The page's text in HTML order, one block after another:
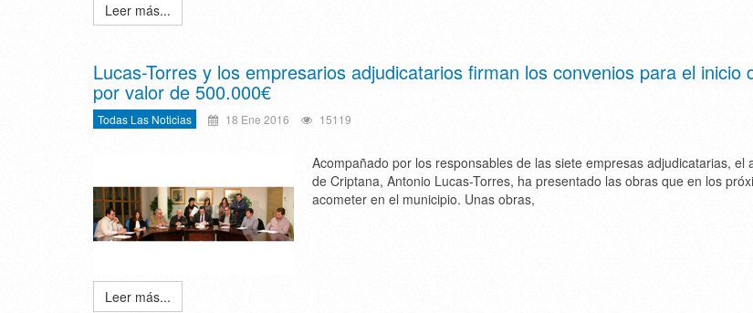
Leer más...
Lucas-Torres y los empresarios adjudicatarios firman los convenios para el inicio
por valor de 500.000€
Todas Las Noticias 18 Ene 2016 15119
Acompañado por los responsables de las siete empresas adjudicatarias, el
de Criptana, Antonio Lucas-Torres, ha presentado las obras que en los
acometer en el municipio. Unas obras,
Leer más...